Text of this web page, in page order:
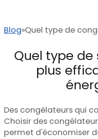
Blog Quel type de
Quel type
plus
Des congélateurs qui
Choisir des
permet d'économiser